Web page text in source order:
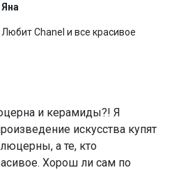
Яна
Любит Chanel и все красивое
и керамиды?! Я
искусства купят
а те, кто
Хорош ли сам по